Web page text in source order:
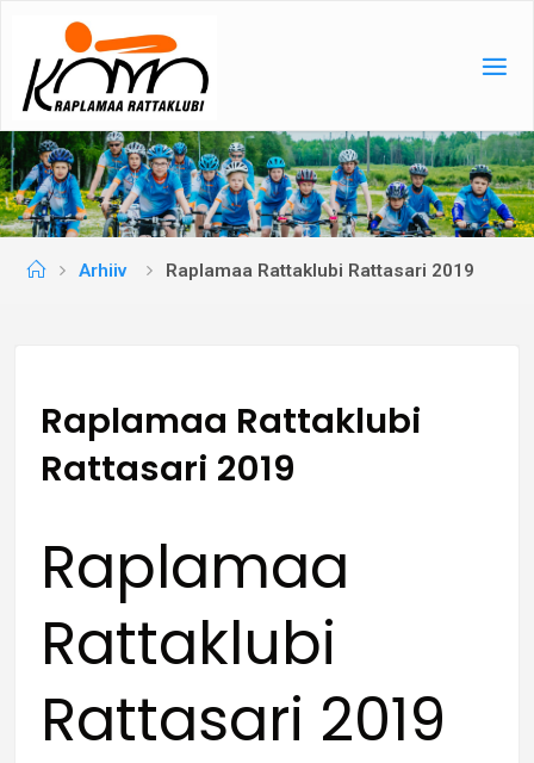
content
HomeArhiiv Raplamaa Rattaklubi Rattasari 2019
Raplamaa Rattaklubi
Rattasari 2019
Raplamaa
Rattaklubi
Rattasari 2019